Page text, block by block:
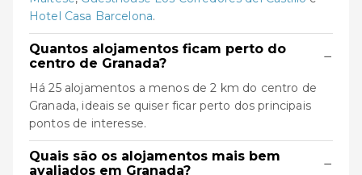
Hotel Casa Barcelona.
Quantos alojamentos ficam perto do
centro de Granada?
−
Há 25 alojamentos a menos de 2 km do centro de
Granada, ideais se quiser ficar perto dos principais
pontos de interesse.
Quais são os alojamentos mais bem
avaliados em Granada?
−